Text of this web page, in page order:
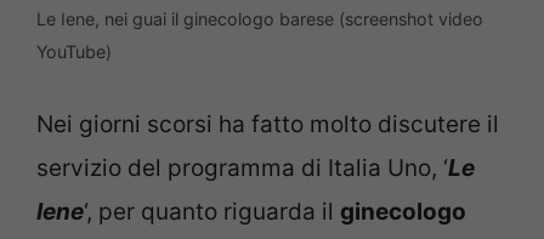
Le Iene, nei guai il ginecologo barese (screenshot video
YouTube)
Nei giorni scorsi ha fatto molto discutere il
servizio del programma di Italia Uno, ‘Le
Iene‘, per quanto riguarda il ginecologo